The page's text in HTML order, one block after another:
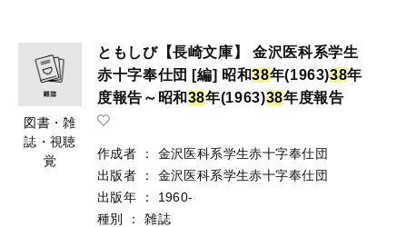
図書・雑
誌・視聴
覚
ともしび【長崎文庫】 金沢医科系学生
赤十字奉仕団 [編] 昭和38年(1963)38年
度報告～昭和38年(1963)38年度報告
作成者 ：
金沢医科系学生赤十字奉仕団
出版者
：
金沢医科系学生赤十字奉仕団
出版年
：
1960-
種別
： 雑誌